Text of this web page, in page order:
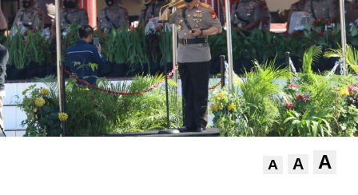
A A A